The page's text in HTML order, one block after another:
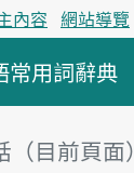
內容 網站導覽
常用詞辭典
目前頁面）